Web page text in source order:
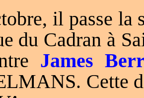
il passe la
du Cadran à
James
Cette